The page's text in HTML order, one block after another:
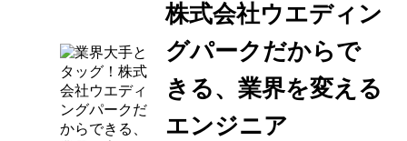
株式会社ウエディン
グパークだからで
きる、業界を変える
エンジニア